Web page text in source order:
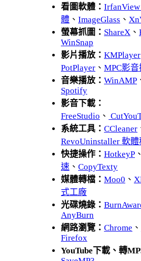
看圖軟體：
體 、 ImageGlass 、
螢幕抓圖： ShareX 、
WinSnap
影片播放： KMPlayer
PotPlayer 、 MPC影
音樂播放： WinAMP
Spotify
影音下載：
FreeStudio 、
系統工具： CCleaner
RevoUninstaller 軟
快捷操作： HotkeyP 、
速 、 CopyTexty
媒體轉檔： Moo0 、
式工廠
光碟燒錄：
AnyBurn
網路瀏覽： Chrome 、
Firefox
YouTube下載、轉